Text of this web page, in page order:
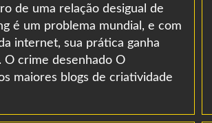
de uma relação desigual de
é um problema mundial, e com
internet, sua prática ganha
O crime desenhado O
maiores blogs de criatividade